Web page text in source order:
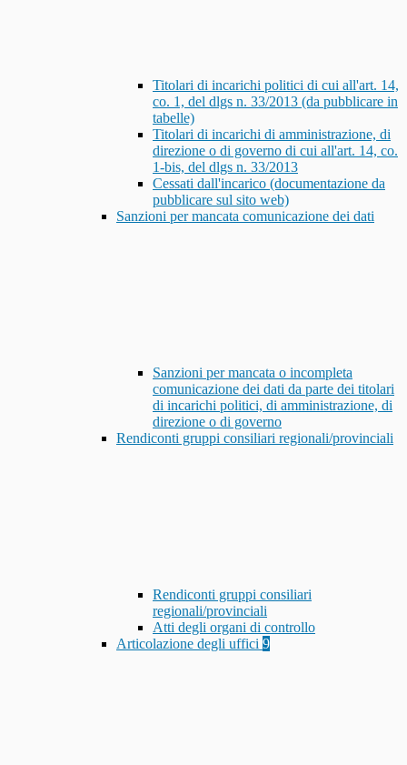
Titolari di incarichi politici di cui all'art. 14,
co. 1, del dlgs n. 33/2013 (da pubblicare in
tabelle)
Titolari di incarichi di amministrazione, di
direzione o di governo di cui all'art. 14, co.
1-bis, del dlgs n. 33/2013
Cessati dall'incarico (documentazione da
pubblicare sul sito web)
Sanzioni per mancata comunicazione dei dati
Sanzioni per mancata o incompleta
comunicazione dei dati da parte dei titolari
di incarichi politici, di amministrazione, di
direzione o di governo
Rendiconti gruppi consiliari regionali/provinciali
Rendiconti gruppi consiliari
regionali/provinciali
Atti degli organi di controllo
Articolazione degli uffici 9